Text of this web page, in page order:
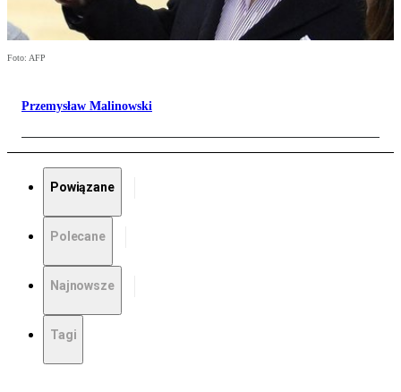
Foto: AFP
Przemysław Malinowski
Powiązane
Polecane
Najnowsze
Tagi